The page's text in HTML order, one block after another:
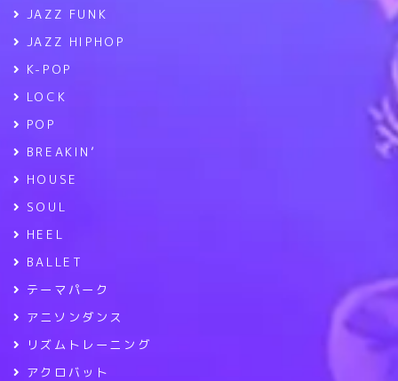
JAZZ FUNK
JAZZ HIPHOP
K-POP
LOCK
POP
BREAKIN’
HOUSE
SOUL
HEEL
BALLET
テーマパーク
アニソンダンス
リズムトレーニング
アクロバット